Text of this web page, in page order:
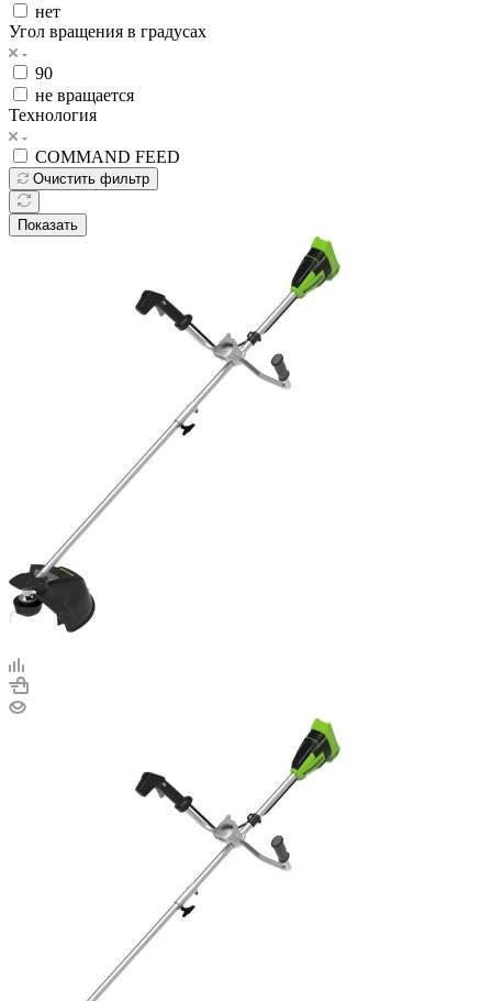
нет
Угол вращения в градусах
90
не вращается
Технология
COMMAND FEED
Очистить фильтр
Показать